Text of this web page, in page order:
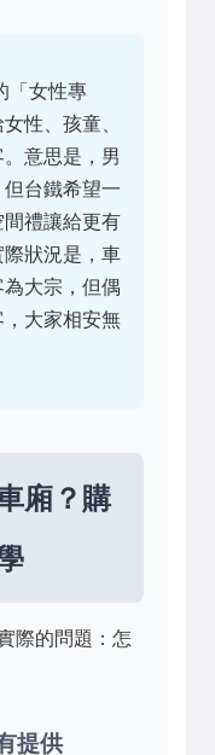
「女性專
性、孩童、
意思是，男
台鐵希望一
禮讓給更有
狀況是，車
大宗，但偶
大家相安無
廂？購
際的問題：怎
提供